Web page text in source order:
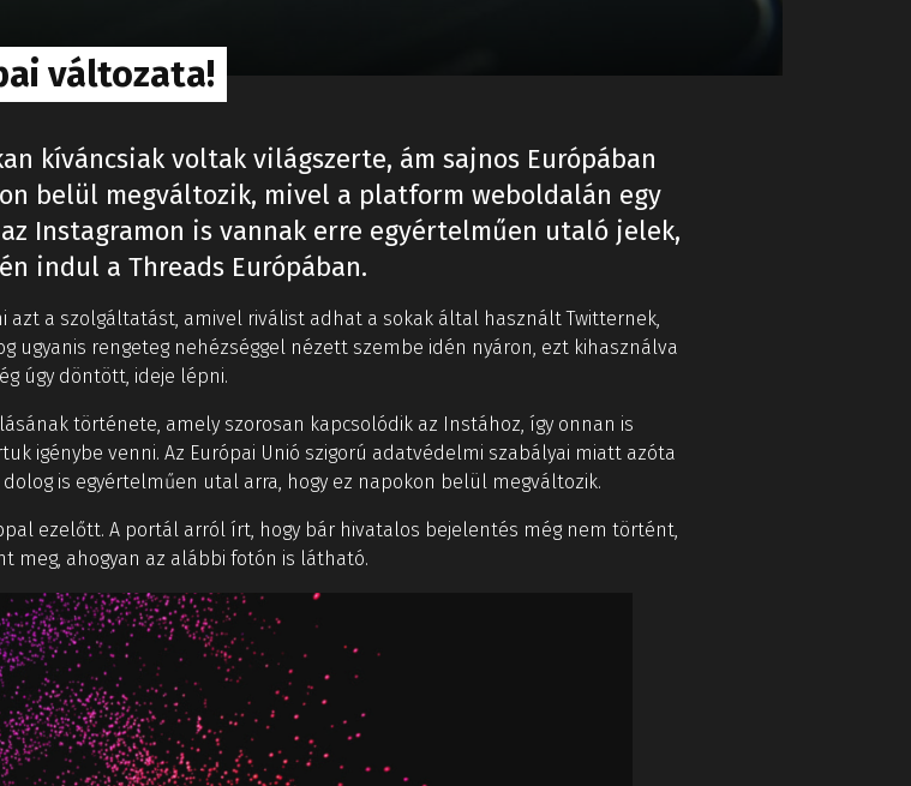
változata!
kíváncsiak voltak világszerte, ám sajnos Európában
belül megváltozik, mivel a platform weboldalán egy
Instagramon is vannak erre egyértelműen utaló jelek,
indul a Threads Európában.
azt a szolgáltatást, amivel riválist adhat a sokak által használt Twitternek,
ugyanis rengeteg nehézséggel nézett szembe idén nyáron, ezt kihasználva
úgy döntött, ideje lépni.
története, amely szorosan kapcsolódik az Instához, így onnan is
igénybe venni. Az Európai Unió szigorú adatvédelmi szabályai miatt azóta
is egyértelműen utal arra, hogy ez napokon belül megváltozik.
ezelőtt. A portál arról írt, hogy bár hivatalos bejelentés még nem történt,
meg, ahogyan az alábbi fotón is látható.